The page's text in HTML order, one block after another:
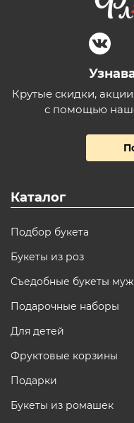
Крутые скидки,
с помощью
Каталог
Подбор букета
Букеты из роз
Съедобные букеты
Подарочные наборы
Для детей
Фруктовые корзины
Подарки
Букеты из ромашек